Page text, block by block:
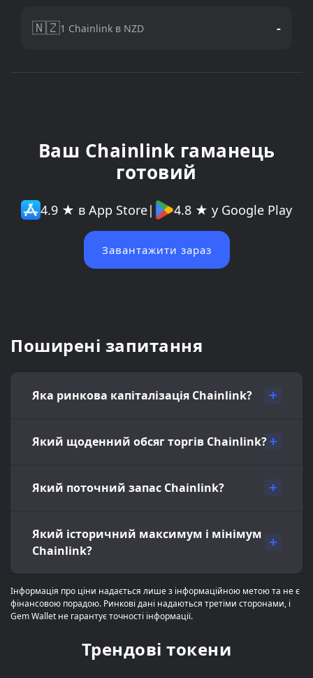
🇳🇿1 Chainlink в NZD -
Ваш Chainlink гаманець
готовий
4.9 ★ в App Store| 4.8 ★ у Google Play
Завантажити зараз
Поширені запитання
Яка ринкова капіталізація Chainlink?
Який щоденний обсяг торгів Chainlink?
Який поточний запас Chainlink?
Який історичний максимум і мінімум
Chainlink?
Інформація про ціни надається лише з інформаційною метою та не є
фінансовою порадою. Ринкові дані надаються третіми сторонами, і
Gem Wallet не гарантує точності інформації.
Трендові токени